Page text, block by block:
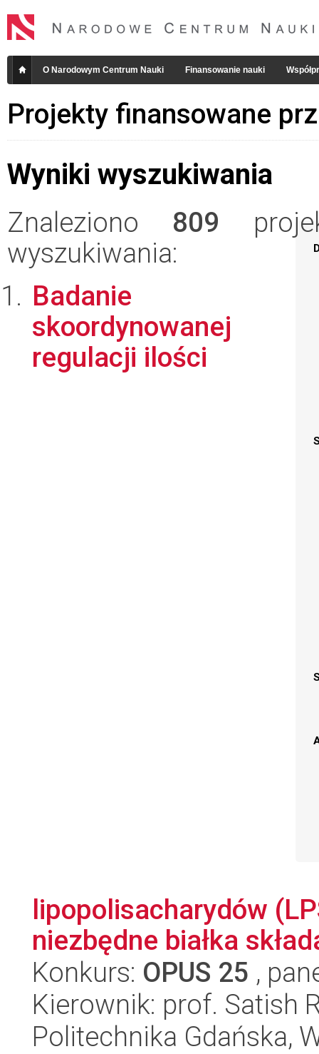
O Narodowym Centrum Nauki Finansowanie nauki
Projekty finansowane
Wyniki wyszukiwania
Znaleziono 809
wyszukiwania:
Badanie
skoordynowanej
regulacji ilości
lipopolisacharydów
niezbędne białka
Konkurs: OPUS 25 ,
Kierownik: prof. Satish
Politechnika Gdańska,